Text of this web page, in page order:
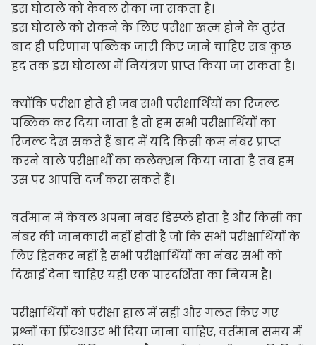
इस घोटाले को केवल रोका जा सकता है।
इस घोटाले को रोकने के लिए परीक्षा खत्म होने के तुरंत
बाद ही परिणाम पब्लिक जारी किए जाने चाहिए सब कुछ
हद तक इस घोटाला में नियंत्रण प्राप्त किया जा सकता है।
क्योंकि परीक्षा होते ही जब सभी परीक्षार्थियों का रिजल्ट
पब्लिक कर दिया जाता है तो हम सभी परीक्षार्थियों का
रिजल्ट देख सकते हैं बाद में यदि किसी कम नंबर प्राप्त
करने वाले परीक्षार्थी का कलेक्शन किया जाता है तब हम
उस पर आपत्ति दर्ज करा सकते हैं।
वर्तमान में केवल अपना नंबर डिस्प्ले होता है और किसी का
नंबर की जानकारी नहीं होती है जो कि सभी परीक्षार्थियों के
लिए हितकर नहीं है सभी परीक्षार्थियों का नंबर सभी को
दिखाई देना चाहिए यही एक पारदर्शिता का नियम है।
परीक्षार्थियों को परीक्षा हाल में सही और गलत किए गए
प्रश्नों का प्रिंटआउट भी दिया जाना चाहिए, वर्तमान समय में